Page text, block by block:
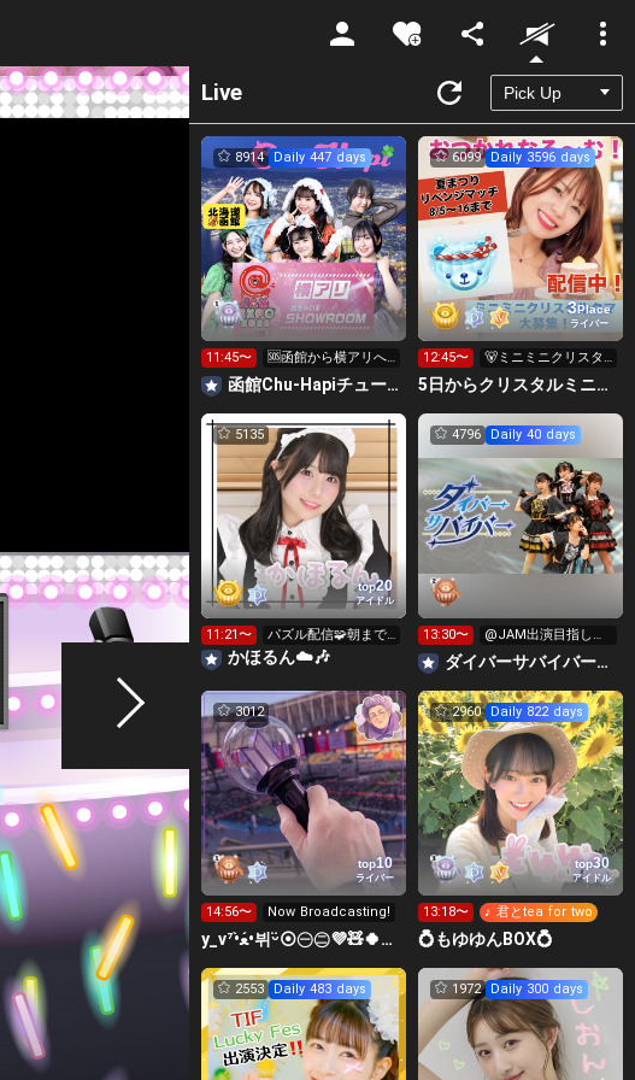
Unmute
Live
8914 Daily 447 days
11:45〜
🆘函館から横アリへ
🦑360万いきたい‼️
函館Chu-Hapiチューハピ🌈
3Place
ライバー
6099 Daily 3596 days
12:45〜
🐻ミニミニクリスタ
ルクマ求🐻
5日からクリスタルミニクマ🐻おつかれなる～む！大塚れな🍓
top20
アイドル
5135
11:21〜
パズル配信🧩朝まで
やります！！
かほるん☁️🎶
4796 Daily 40 days
13:30〜
@JAM出演目指して
イベント挑戦中！
‪ダイバーサバイバー【公式】
top10
ライバー
3012
14:56〜 Now Broadcasting!
y_v⁷•̀ﻌ•́뷔ᵕ̈⦿㊀㊁💜🧸🍀✤⟭⟬ ⟬⟭
top30
アイドル
2960 Daily 822 days
13:18〜 ♪ 君とtea for two
💍もゆゆんBOX💍
2553 Daily 483 days 1972 Daily 300 days